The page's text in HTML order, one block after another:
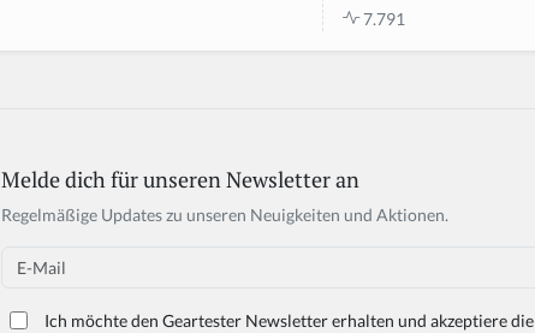
7.791
Melde dich für unseren Newsletter an
Regelmäßige Updates zu unseren Neuigkeiten und Aktionen.
Email
Ich möchte den Geartester Newsletter erhalten und akzeptiere die